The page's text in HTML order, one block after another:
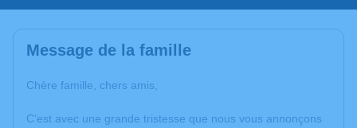
Message de la famille
Chère famille, chers amis,
C’est avec une grande tristesse que nous vous annonçons